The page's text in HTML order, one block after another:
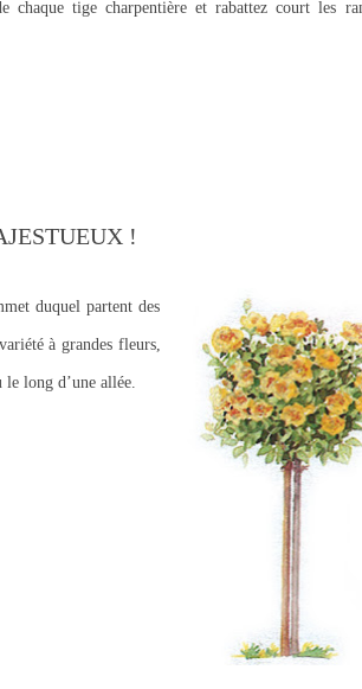
chaque tige charpentière et rabattez court les
!
duquel partent des
à grandes fleurs,
le long d’une allée.